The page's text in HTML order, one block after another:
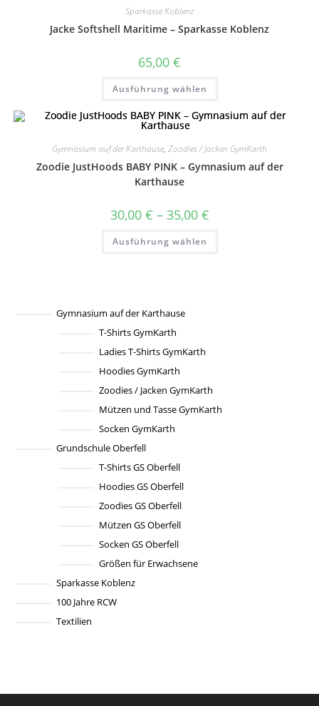
Optionen
können
werden
Sparkasse Koblenz
Jacke Softshell Maritime – Sparkasse Koblenz
65,00 €
Ausführung wählen
Dieses
weist
mehrere
Varianten
Optionen
können
auf
Gymnasium auf der Karthause, Zoodies / Jacken GymKarth
Zoodie JustHoods BABY PINK – Gymnasium auf der
Karthause
30,00 € – 35,00 €Preisspanne:
30,00 €
bis
Ausführung wählen
Dieses
weist
Gymnasium auf der Karthause
T-Shirts GymKarth
Ladies T-Shirts GymKarth
Hoodies GymKarth
Zoodies / Jacken GymKarth
Mützen und Tasse GymKarth
Socken GymKarth
Grundschule Oberfell
T-Shirts GS Oberfell
Hoodies GS Oberfell
Zoodies GS Oberfell
Mützen GS Oberfell
Socken GS Oberfell
Größen für Erwachsene
Sparkasse Koblenz
100 Jahre RCW
Textilien